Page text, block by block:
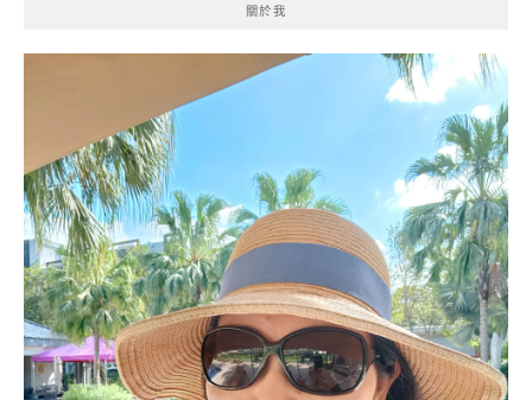
關於我